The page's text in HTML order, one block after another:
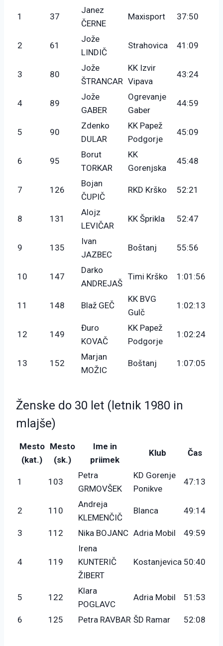
1 37
Janez
ČERNE
Maxisport 37:50
2 61
Jože
LINDIČ
Strahovica 41:09
3 80
Jože
ŠTRANCAR
KK Izvir
Vipava
43:24
4 89
Jože
GABER
Ogrevanje
Gaber
44:59
5 90
Zdenko
DULAR
KK Papež
Podgorje
45:09
6 95
Borut
TORKAR
KK
Gorenjska
45:48
7 126
Bojan
ČUPIČ
RKD Krško 52:21
8 131
Alojz
LEVIČAR
KK Šprikla 52:47
9 135
Ivan
JAZBEC
Boštanj 55:56
10 147
Darko
ANDREJAŠ
Timi Krško 1:01:56
11 148 Blaž GEČ
KK BVG
Gulč
1:02:13
12 149
Đuro
KOVAČ
KK Papež
Podgorje
1:02:24
13 152
Marjan
MOŽIC
Boštanj 1:07:05
Ženske do 30 let (letnik 1980 in
mlajše)
Mesto
(kat.)
Mesto
(sk.)
Ime in
priimek
Klub Čas
1 103
Petra
GRMOVŠEK
KD Gorenje
Ponikve
47:13
2 110
Andreja
KLEMENČIČ
Blanca 49:14
3 112 Nika BOJANC Adria Mobil 49:59
4 119
Irena
KUNTERIČ
ŽIBERT
Kostanjevica 50:40
5 122
Klara
POGLAVC
Adria Mobil 51:53
6 125 Petra RAVBAR ŠD Ramar 52:08